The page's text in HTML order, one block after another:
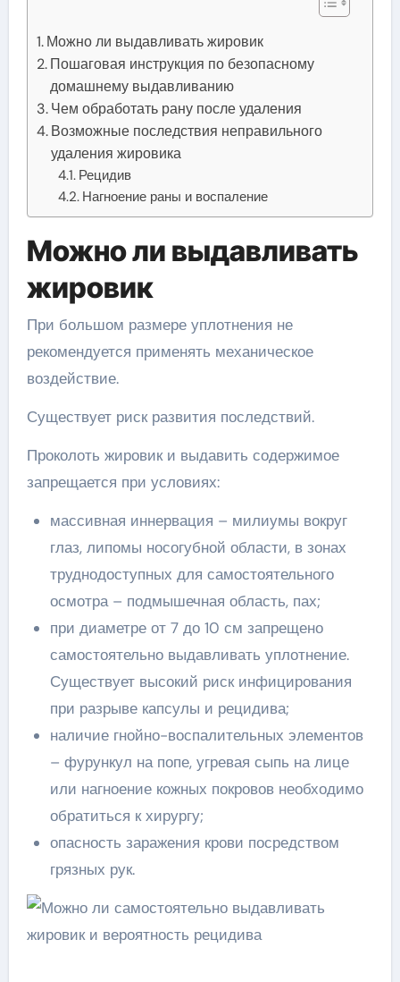
Можно ли выдавливать жировик
Пошаговая инструкция по безопасному
домашнему выдавливанию
Чем обработать рану после удаления
Возможные последствия неправильного
удаления жировика
Рецидив
Нагноение раны и воспаление
Можно ли выдавливать
жировик
При большом размере уплотнения не
рекомендуется применять механическое
воздействие.
Существует риск развития последствий.
Проколоть жировик и выдавить содержимое
запрещается при условиях:
массивная иннервация – милиумы вокруг
глаз, липомы носогубной области, в зонах
труднодоступных для самостоятельного
осмотра – подмышечная область, пах;
при диаметре от 7 до 10 см запрещено
самостоятельно выдавливать уплотнение.
Существует высокий риск инфицирования
при разрыве капсулы и рецидива;
наличие гнойно-воспалительных элементов
– фурункул на попе, угревая сыпь на лице
или нагноение кожных покровов необходимо
обратиться к хирургу;
опасность заражения крови посредством
грязных рук.